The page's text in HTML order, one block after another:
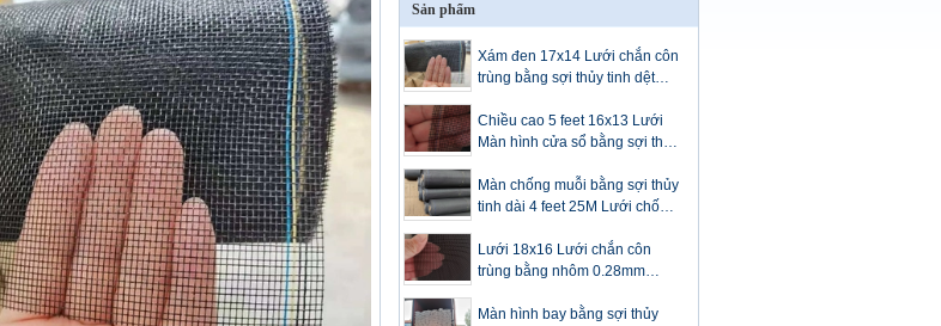
Sản phẩm
Xám đen 17x14 Lưới chắn côn
trùng bằng sợi thủy tinh dệt
Chiều cao 5 feet 16x13 Lưới
Màn hình cửa sổ bằng sợi thủy
Màn chống muỗi bằng sợi thủy
tinh dài 4 feet 25M Lưới chống
Lưới 18x16 Lưới chắn côn
trùng bằng nhôm 0.28mm
Màn hình bay bằng sợi thủy